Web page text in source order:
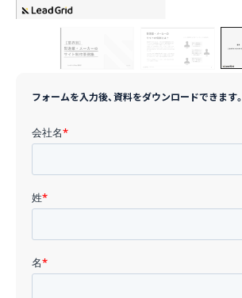
フォームを入力後、資料をダウンロードできます。